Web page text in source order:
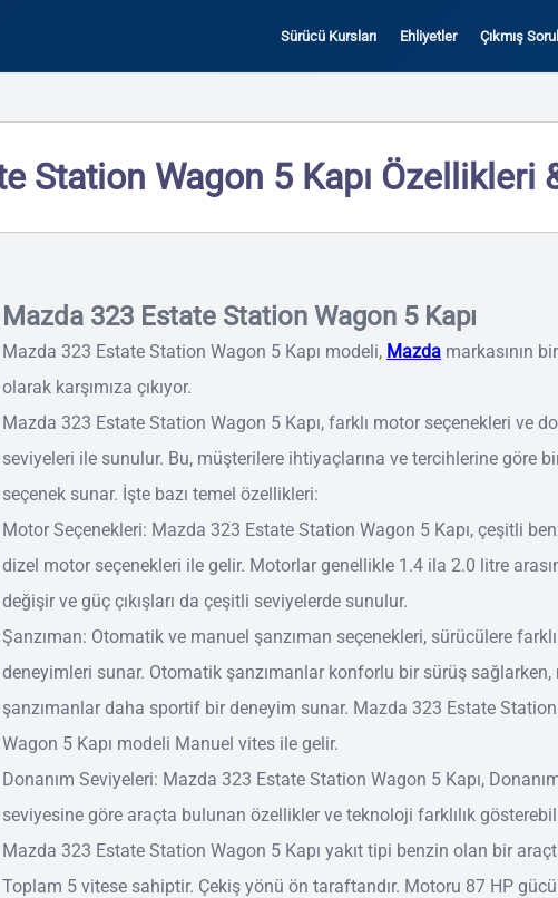
Sürücü Kursları Ehliyetler Çıkmış
Station Wagon 5 Kapı Özellikleri
Mazda 323 Estate Station Wagon 5 Kapı
Mazda 323 Estate Station Wagon 5 Kapı modeli, Mazda markasının
olarak karşımıza çıkıyor.
Mazda 323 Estate Station Wagon 5 Kapı, farklı motor seçenekleri ve
seviyeleri ile sunulur. Bu, müşterilere ihtiyaçlarına ve tercihlerine göre
seçenek sunar. İşte bazı temel özellikleri:
Motor Seçenekleri: Mazda 323 Estate Station Wagon 5 Kapı, çeşitli
dizel motor seçenekleri ile gelir. Motorlar genellikle 1.4 ila 2.0 litre
değişir ve güç çıkışları da çeşitli seviyelerde sunulur.
Şanzıman: Otomatik ve manuel şanzıman seçenekleri, sürücülere
deneyimleri sunar. Otomatik şanzımanlar konforlu bir sürüş sağlarken,
şanzımanlar daha sportif bir deneyim sunar. Mazda 323 Estate Station
Wagon 5 Kapı modeli Manuel vites ile gelir.
Donanım Seviyeleri: Mazda 323 Estate Station Wagon 5 Kapı,
seviyesine göre araçta bulunan özellikler ve teknoloji farklılık
Mazda 323 Estate Station Wagon 5 Kapı yakıt tipi benzin olan bir
Toplam 5 vitese sahiptir. Çekiş yönü ön taraftandır. Motoru 87 HP